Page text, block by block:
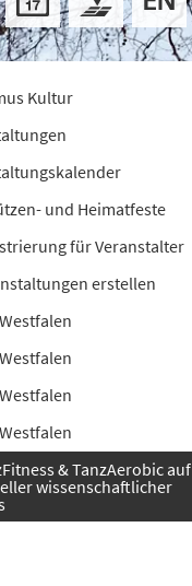
Kultur
und Heimatfeste
für Veranstalter
erstellen
& TanzAerobic auf
wissenschaftlicher